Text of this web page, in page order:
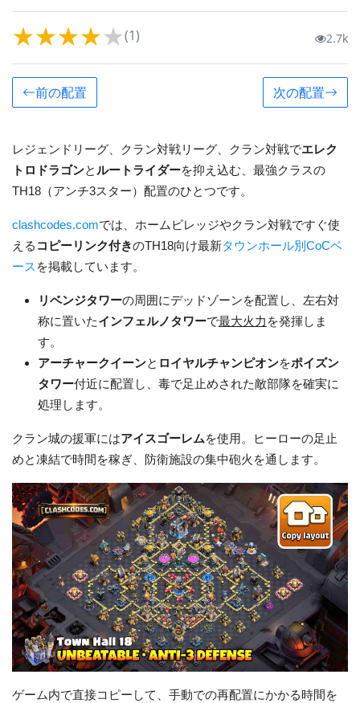
★★★★★(1) 2.7k
前の配置 次の配置
レジェンドリーグ、クラン対戦リーグ、クラン対戦でエレク
トロドラゴンと ルートライダーを抑え込む、最強クラスの
TH18（アンチ3スター）配置のひとつです。
clashcodes.comでは、ホームビレッジやクラン対戦ですぐ使
える コピーリンク付きのTH18向け最新タウンホール別CoCベ
ース を掲載しています。
リベンジタワーの周囲にデッドゾーンを配置し、左右対
称に置いたインフェルノタワーで最大火力 を発揮しま
す。
アーチャークイーンと ロイヤルチャンピオンをポイズン
タワー付近に配置し、毒で足止めされた敵部隊を確実に
処理します。
クラン城の援軍にはアイスゴーレムを使用。ヒーローの足止
めと凍結で時間を稼ぎ、防衛施設の集中砲火を通します。
ゲーム内で直接コピーして、手動での再配置にかかる時間を